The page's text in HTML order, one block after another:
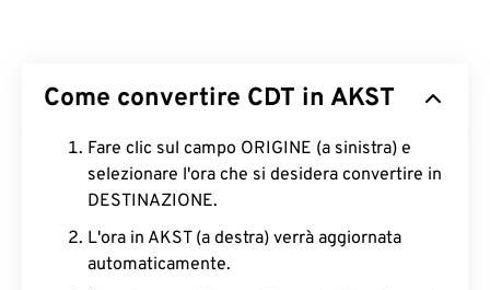
Come convertire CDT in AKST
Fare clic sul campo ORIGINE (a sinistra) e
selezionare l'ora che si desidera convertire in
DESTINAZIONE.
L'ora in AKST (a destra) verrà aggiornata
automaticamente.